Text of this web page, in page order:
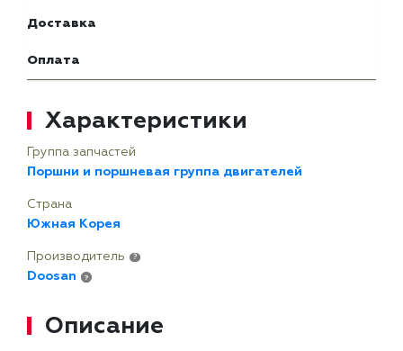
Доставка
Оплата
Характеристики
Группа запчастей
Поршни и поршневая группа двигателей
Страна
Южная Корея
Производитель ?
Doosan ?
Описание